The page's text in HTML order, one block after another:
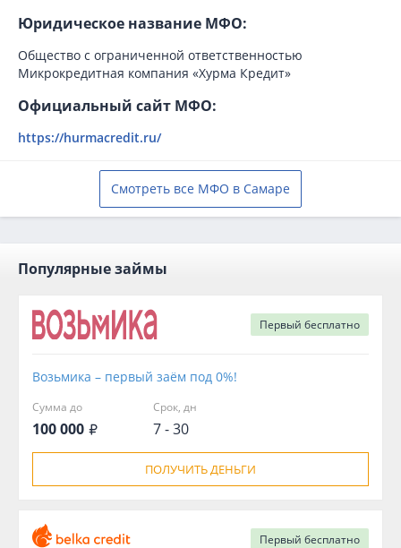
Юридическое название МФО:
Общество с ограниченной ответственностью
Микрокредитная компания «Хурма Кредит»
Официальный сайт МФО:
https://hurmacredit.ru/
Смотреть все МФО в Самаре
Популярные займы
Первый бесплатно
Возьмика – первый заём под 0%!
Сумма до
100 000
Срок, дн
7 - 30
ПОЛУЧИТЬ ДЕНЬГИ
Первый бесплатно